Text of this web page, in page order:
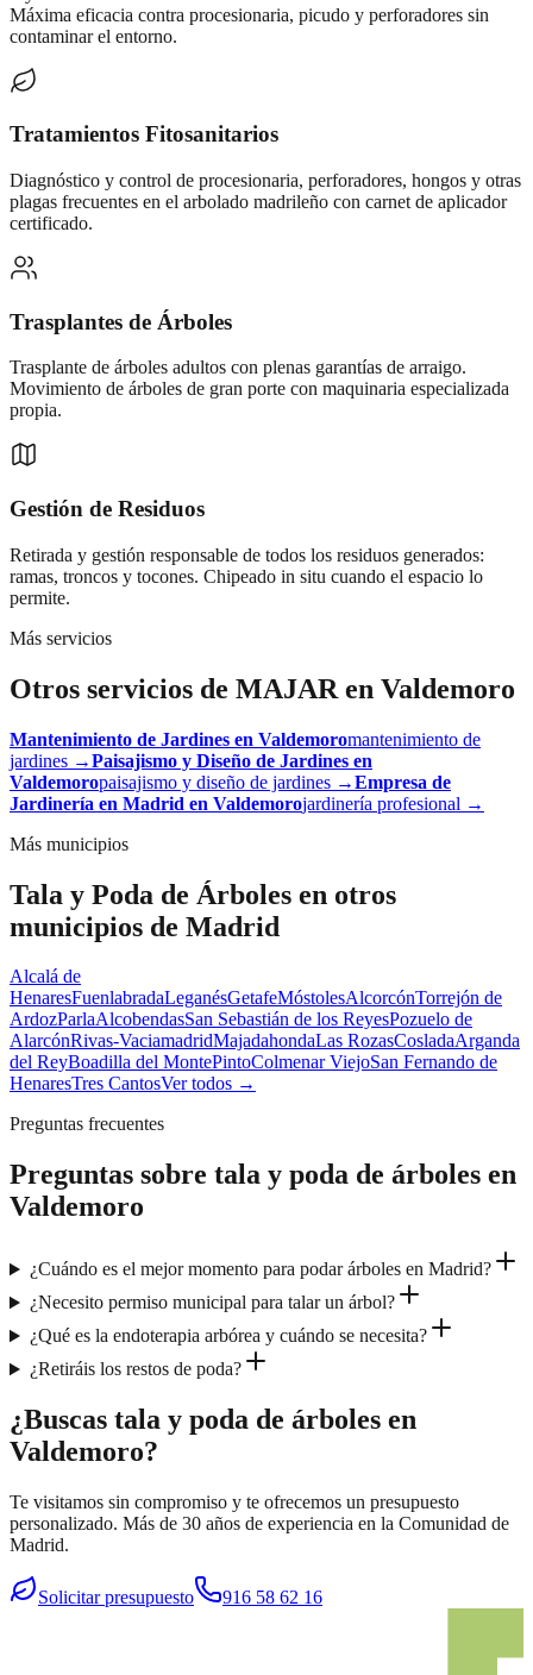
Máxima eficacia contra procesionaria, picudo y perforadores sin
contaminar el entorno.
Tratamientos Fitosanitarios
Diagnóstico y control de procesionaria, perforadores, hongos y otras
plagas frecuentes en el arbolado madrileño con carnet de aplicador
certificado.
Trasplantes de Árboles
Trasplante de árboles adultos con plenas garantías de arraigo.
Movimiento de árboles de gran porte con maquinaria especializada
propia.
Gestión de Residuos
Retirada y gestión responsable de todos los residuos generados:
ramas, troncos y tocones. Chipeado in situ cuando el espacio lo
permite.
Más servicios
Otros servicios de MAJAR en Valdemoro
Mantenimiento de Jardines en Valdemoromantenimiento de
jardines →Paisajismo y Diseño de Jardines en
Valdemoropaisajismo y diseño de jardines →Empresa de
Jardinería en Madrid en Valdemorojardinería profesional →
Más municipios
Tala y Poda de Árboles en otros
municipios de Madrid
Alcalá de
HenaresFuenlabradaLeganésGetafeMóstolesAlcorcónTorrejón de
ArdozParlaAlcobendasSan Sebastián de los ReyesPozuelo de
AlarcónRivas-VaciamadridMajadahondaLas RozasCosladaArganda
del ReyBoadilla del MontePintoColmenar ViejoSan Fernando de
HenaresTres CantosVer todos →
Preguntas frecuentes
Preguntas sobre tala y poda de árboles en
Valdemoro
¿Cuándo es el mejor momento para podar árboles en Madrid?
¿Necesito permiso municipal para talar un árbol?
¿Qué es la endoterapia arbórea y cuándo se necesita?
¿Retiráis los restos de poda?
¿Buscas tala y poda de árboles en
Valdemoro?
Te visitamos sin compromiso y te ofrecemos un presupuesto
personalizado. Más de 30 años de experiencia en la Comunidad de
Madrid.
Solicitar presupuesto 916 58 62 16